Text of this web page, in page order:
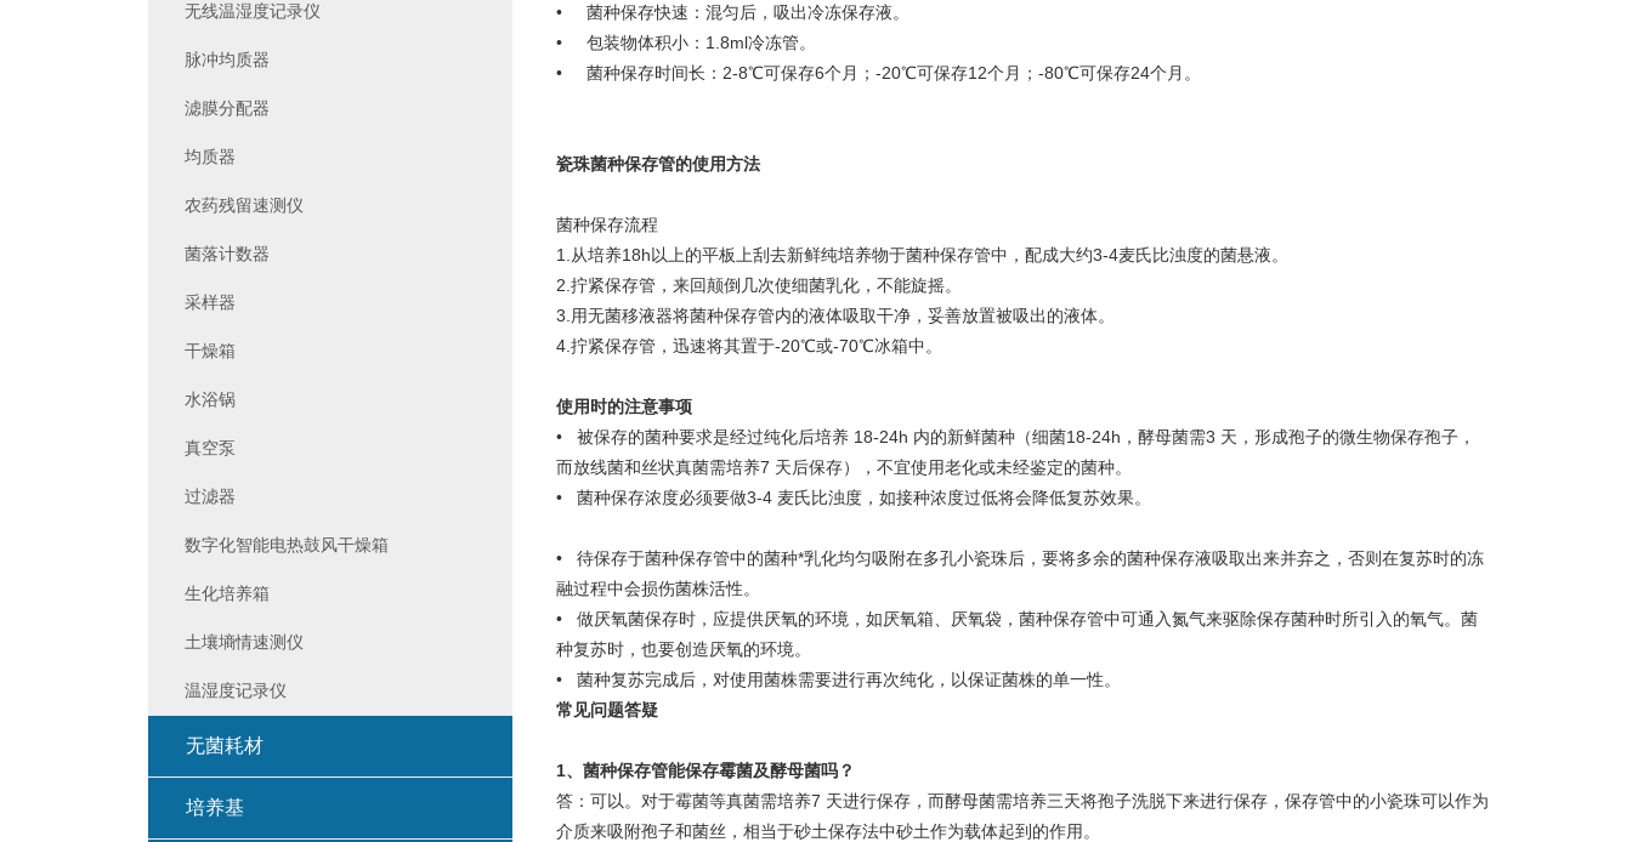
• 菌种保存快速：混匀后，吸出冷冻保存液。
• 包装物体积小：1.8ml冷冻管。
• 菌种保存时间长：2-8℃可保存6个月；-20℃可保存12个月；-80℃可保存24个月。
瓷珠菌种保存管的使用方法
菌种保存流程
1.从培养18h以上的平板上刮去新鲜纯培养物于菌种保存管中，配成大约3-4麦氏比浊度的菌悬液。
2.拧紧保存管，来回颠倒几次使细菌乳化，不能旋摇。
3.用无菌移液器将菌种保存管内的液体吸取干净，妥善放置被吸出的液体。
4.拧紧保存管，迅速将其置于-20℃或-70℃冰箱中。
使用时的注意事项
• 被保存的菌种要求是经过纯化后培养 18-24h 内的新鲜菌种（细菌18-24h，酵母菌需3 天，形成孢子的微生物保存孢子，
而放线菌和丝状真菌需培养7 天后保存），不宜使用老化或未经鉴定的菌种。
• 菌种保存浓度必须要做3-4 麦氏比浊度，如接种浓度过低将会降低复苏效果。
• 待保存于菌种保存管中的菌种*乳化均匀吸附在多孔小瓷珠后，要将多余的菌种保存液吸取出来并弃之，否则在复苏时的冻
融过程中会损伤菌株活性。
• 做厌氧菌保存时，应提供厌氧的环境，如厌氧箱、厌氧袋，菌种保存管中可通入氮气来驱除保存菌种时所引入的氧气。菌
种复苏时，也要创造厌氧的环境。
• 菌种复苏完成后，对使用菌株需要进行再次纯化，以保证菌株的单一性。
常见问题答疑
1、 菌种保存管能保存霉菌及酵母菌吗？
答：可以。对于霉菌等真菌需培养7 天进行保存，而酵母菌需培养三天将孢子洗脱下来进行保存，保存管中的小瓷珠可以作为
介质来吸附孢子和菌丝，相当于砂土保存法中砂土作为载体起到的作用。
无线温湿度记录仪
脉冲均质器
滤膜分配器
均质器
农药残留速测仪
菌落计数器
采样器
干燥箱
水浴锅
真空泵
过滤器
数字化智能电热鼓风干燥箱
生化培养箱
土壤墒情速测仪
温湿度记录仪
无菌耗材
培养基